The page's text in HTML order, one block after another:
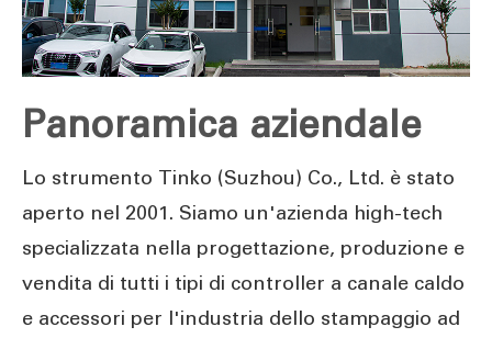
Panoramica aziendale
Lo strumento Tinko (Suzhou) Co., Ltd. è stato
aperto nel 2001. Siamo un'azienda high-tech
specializzata nella progettazione, produzione e
vendita di tutti i tipi di controller a canale caldo
e accessori per l'industria dello stampaggio ad